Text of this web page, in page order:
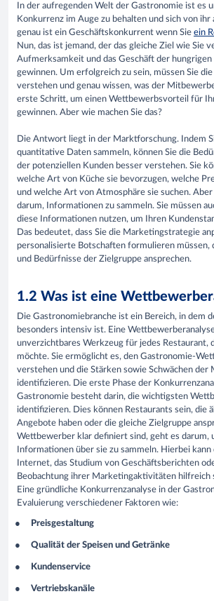
In der aufregenden Welt der Gastronomie ist es
Konkurrenz im Auge zu behalten und sich von ihr
genau ist ein Geschäftskonkurrent wenn Sie ein
Nun, das ist jemand, der das gleiche Ziel wie Sie
Aufmerksamkeit und das Geschäft der hungrigen
gewinnen. Um erfolgreich zu sein, müssen Sie
verstehen und genau wissen, was der
erste Schritt, um einen Wettbewerbsvorteil für
gewinnen. Aber wie machen Sie das?
Die Antwort liegt in der Marktforschung. Indem
quantitative Daten sammeln, können Sie die
der potenziellen Kunden besser verstehen. Sie
welche Art von Küche sie bevorzugen, welche
und welche Art von Atmosphäre sie suchen.
darum, Informationen zu sammeln. Sie müssen
diese Informationen nutzen, um Ihren
Das bedeutet, dass Sie die Marketingstrategie
personalisierte Botschaften formulieren müssen,
und Bedürfnisse der Zielgruppe ansprechen.
1.2 Was ist eine
Die Gastronomiebranche ist ein Bereich, in dem
besonders intensiv ist. Eine
unverzichtbares Werkzeug für jedes Restaurant,
möchte. Sie ermöglicht es, den Gastronomie-
verstehen und die Stärken sowie Schwächen der
identifizieren. Die erste Phase der
Gastronomie besteht darin, die wichtigsten
identifizieren. Dies können Restaurants sein, die
Angebote haben oder die gleiche Zielgruppe
Wettbewerber klar definiert sind, geht es darum,
Informationen über sie zu sammeln. Hierbei kann
Internet, das Studium von Geschäftsberichten
Beobachtung ihrer Marketingaktivitäten hilfreich
Eine gründliche Konkurrenzanalyse in der
Evaluierung verschiedener Faktoren wie:
Preisgestaltung
Qualität der Speisen und Getränke
Kundenservice
Vertriebskanäle